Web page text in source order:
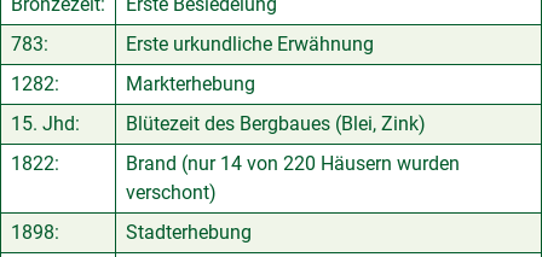
783:
Erste urkundliche Erwähnung
1282:
Markterhebung
15. Jhd:
Blütezeit des Bergbaues (Blei, Zink)
1822:
Brand (nur 14 von 220 Häusern wurden
verschont)
1898:
Stadterhebung